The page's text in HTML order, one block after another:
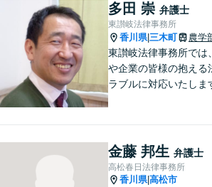
が可能です。
多田 崇 弁護士
東讃岐法律事務所
香川県| 三木町 農学
東讃岐法律事務所では
や企業の皆様の抱える
ラブルに対応いたしま
金藤 邦生 弁護士
高松春日法律事務所
香川県|高松市